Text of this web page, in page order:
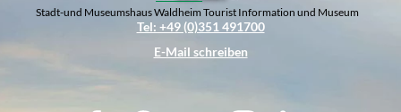
Stadt-und Museumshaus Waldheim Tourist Information und Museum
Tel: +49 (0)351 491700
E-Mail schreiben